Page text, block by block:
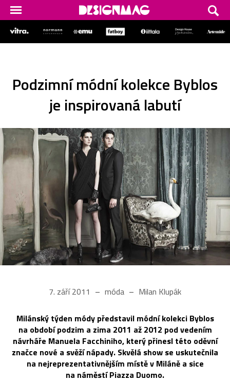
Podzimní módní kolekce Byblos
je inspirovaná labutí
7. září 2011 móda Milan Klupák
Milánský týden módy představil módní kolekci Byblos
na období podzim a zima 2011 až 2012 pod vedením
návrháře Manuela Facchiniho, který přinesl této oděvní
značce nové a svěží nápady. Skvělá show se uskutečnila
na nejreprezentativnějším místě v Miláně a sice
na náměstí Piazza Duomo.